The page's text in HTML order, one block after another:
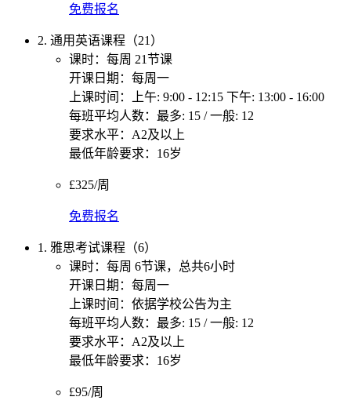
免费报名
2. 通用英语课程（21）
课时：每周 21节课
开课日期：每周一
上课时间：上午: 9:00 - 12:15 下午: 13:00 - 16:00
每班平均人数：最多: 15 / 一般: 12
要求水平：A2及以上
最低年龄要求：16岁
£325/周
免费报名
1. 雅思考试课程（6）
课时：每周 6节课，总共6小时
开课日期：每周一
上课时间：依据学校公告为主
每班平均人数：最多: 15 / 一般: 12
要求水平：A2及以上
最低年龄要求：16岁
£95/周